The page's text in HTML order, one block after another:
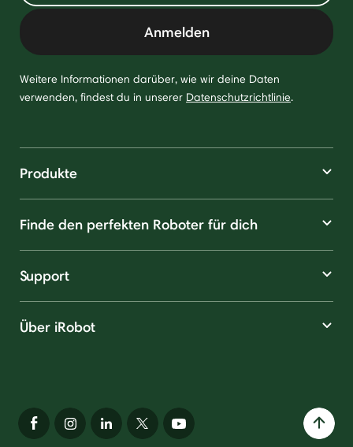
Anmelden
Weitere Informationen darüber, wie wir deine Daten
verwenden, findest du in unserer Datenschutzrichtlinie.
Produkte
Finde den perfekten Roboter für dich
Support
Über iRobot